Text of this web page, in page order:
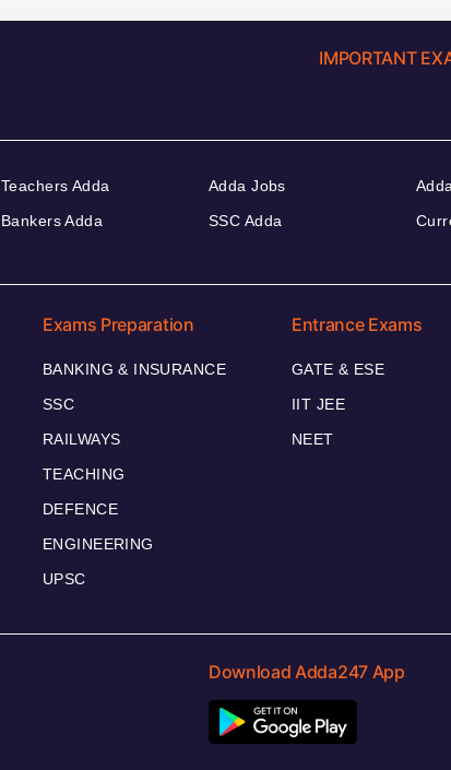
IMPORTANT
Teachers Adda
Bankers Adda
Adda Jobs
SSC Adda
Exams Preparation
BANKING & INSURANCE
SSC
RAILWAYS
TEACHING
DEFENCE
ENGINEERING
UPSC
Entrance Exams
GATE & ESE
IIT JEE
NEET
Download Adda247 App